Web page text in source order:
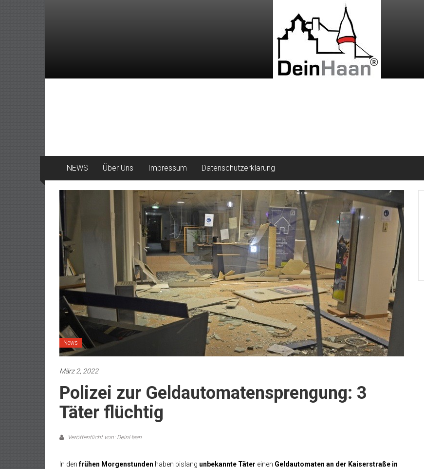
NEWS Über Uns Impressum Datenschutzerklärung
News
März 2, 2022
Polizei zur Geldautomatensprengung: 3
Täter flüchtig
Veröffentlicht von: DeinHaan
In denfrühen Morgenstunden haben bislang unbekannte Täter einen Geldautomaten an der Kaiserstraße in